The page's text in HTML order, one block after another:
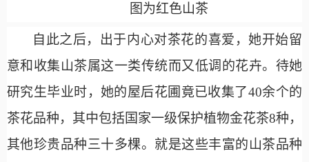
图为红色山茶
自此之后，出于内心对茶花的喜爱，她开始留
意和收集山茶属这一类传统而又低调的花卉。待她
研究生毕业时，她的屋后花圃竟已收集了40余个的
茶花品种，其中包括国家一级保护植物金花茶8种，
其他珍贵品种三十多棵。就是这些丰富的山茶品种